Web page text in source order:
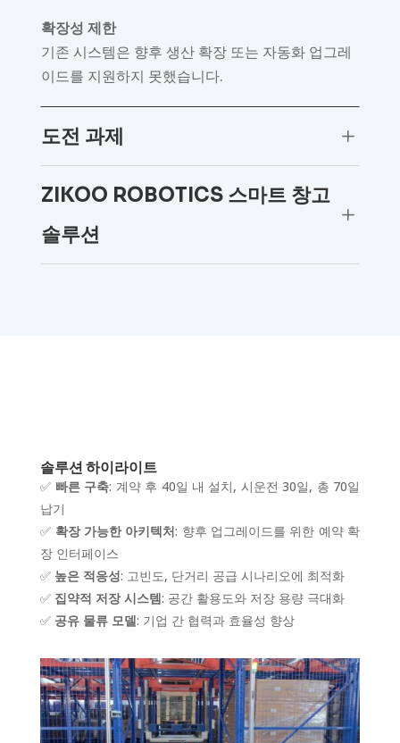
확장성 제한
기존 시스템은 향후 생산 확장 또는 자동화 업그레
이드를 지원하지 못했습니다.
도전 과제 L
ZIKOO ROBOTICS 스마트 창고
솔루션
L
솔루션 하이라이트
✅ 빠른 구축: 계약 후 40일 내 설치, 시운전 30일, 총 70일
납기
✅ 확장 가능한 아키텍처: 향후 업그레이드를 위한 예약 확
장 인터페이스
✅ 높은 적응성: 고빈도, 단거리 공급 시나리오에 최적화
✅ 집약적 저장 시스템: 공간 활용도와 저장 용량 극대화
✅ 공유 물류 모델: 기업 간 협력과 효율성 향상